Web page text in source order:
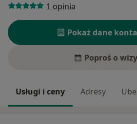
1 opinia
Pokaż dane
Poproś o
Usługi i ceny Adresy